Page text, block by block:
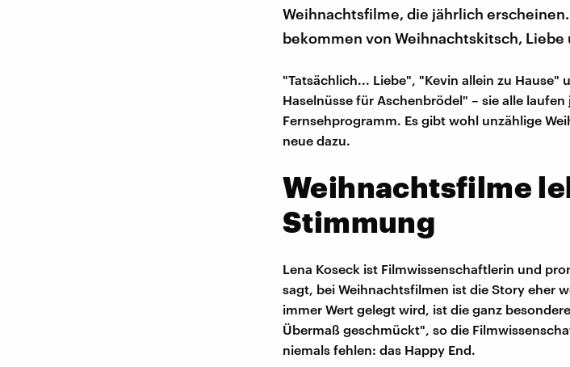
Weihnachtsfilme, die jährlich
bekommen von Weihnachtskitsch, Liebe
"Tatsächlich... Liebe", "Kevin allein zu Hause"
Haselnüsse für Aschenbrödel" – sie alle
Fernsehprogramm. Es gibt wohl unzählige
neue dazu.
Weihnachtsfilme
Stimmung
Lena Koseck ist Filmwissenschaftlerin und
sagt, bei Weihnachtsfilmen ist die Story eher
immer Wert gelegt wird, ist die ganz
Übermaß geschmückt", so die
niemals fehlen: das Happy End.